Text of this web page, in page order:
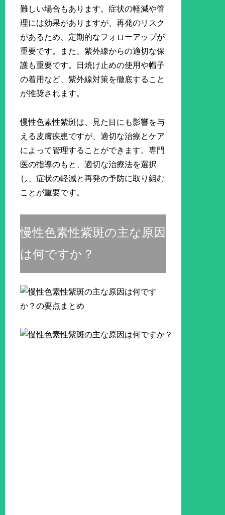
難しい場合もあります。症状の軽減や管
理には効果がありますが、再発のリスク
があるため、定期的なフォローアップが
重要です。また、紫外線からの適切な保
護も重要です。日焼け止めの使用や帽子
の着用など、紫外線対策を徹底すること
が推奨されます。
慢性色素性紫斑は、見た目にも影響を与
える皮膚疾患ですが、適切な治療とケア
によって管理することができます。専門
医の指導のもと、適切な治療法を選択
し、症状の軽減と再発の予防に取り組む
ことが重要です。
慢性色素性紫斑の主な原因
は何ですか？